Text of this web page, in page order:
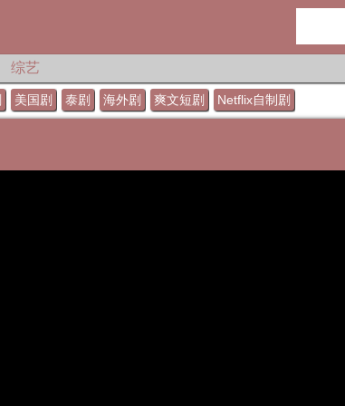
综艺
美国剧 泰剧 海外剧 爽文短剧 Netflix自制剧